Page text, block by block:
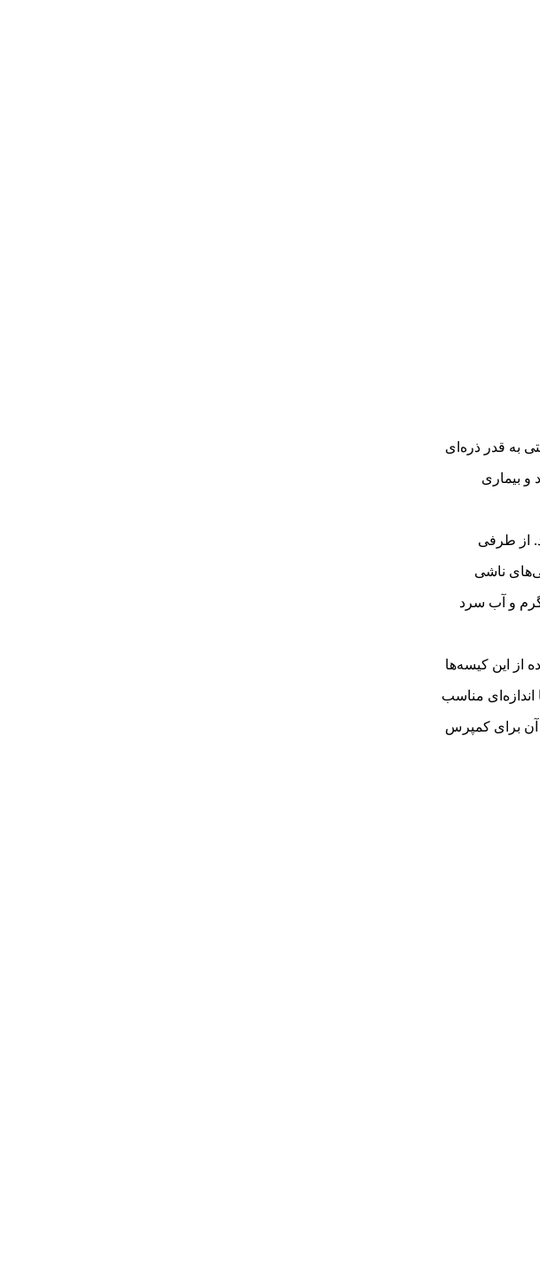
به قدر ذره‌ای
و بیماری
از طرفی
ناشی
گرم و آب سرد
از این کیسه‌ها
مناسب
آن برای کمپرس